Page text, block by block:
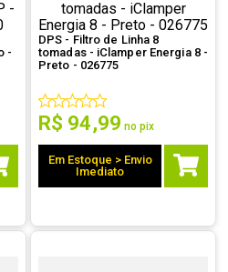
-
DPS - Filtro de Linha 8
tomadas - iClamper Energia 8 -
Preto - 026775
R$ 94,99 no pix
Em Estoque > Envio
Imediato